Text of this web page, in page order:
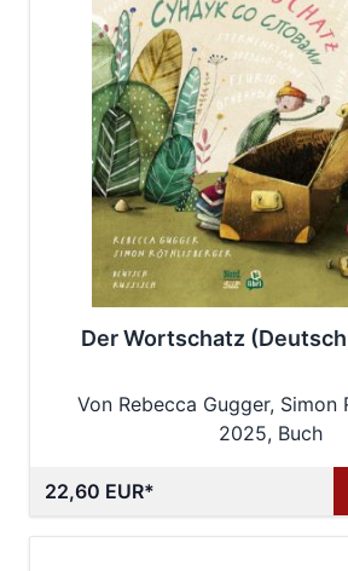
Der Wortschatz
Von Rebecca Gugger, Simon
2025, Buch
22,60 EUR